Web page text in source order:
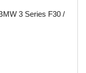
3 Series F30 /